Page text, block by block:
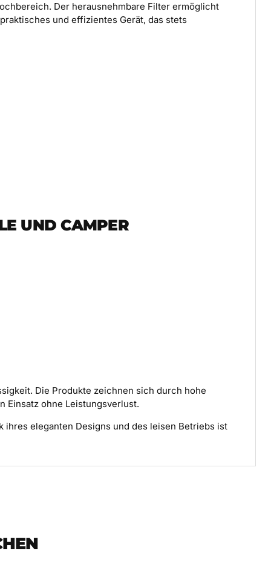
Der herausnehmbare Filter ermöglicht
und effizientes Gerät, das stets
UND CAMPER
Die Produkte zeichnen sich durch hohe
Einsatz ohne Leistungsverlust.
eleganten Designs und des leisen Betriebs ist